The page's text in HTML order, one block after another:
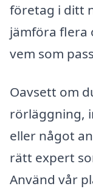
företag i ditt
jämföra flera
vem som
Oavsett om
rörläggning,
eller något
rätt expert
Använd vår